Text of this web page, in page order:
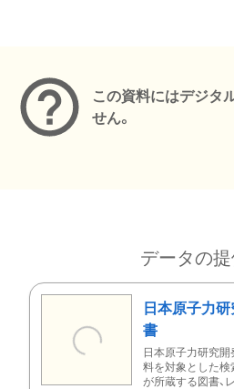
この資料にはデジタ
せん。
データの
日本原子力
書
日本原子力研究
料を対象とした検
が所蔵する図書、